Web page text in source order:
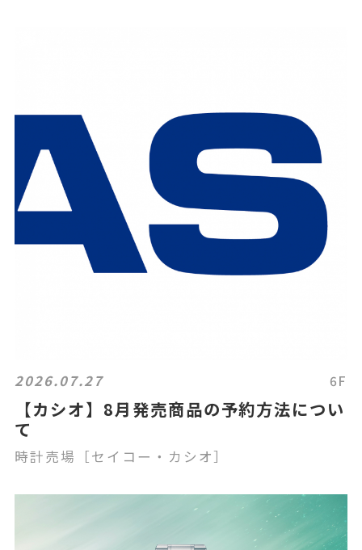
2026.07.27 6F
【カシオ】8月発売商品の予約方法につい
て
時計売場［セイコー・カシオ］